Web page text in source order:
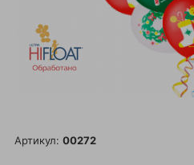
Артикул: 00272